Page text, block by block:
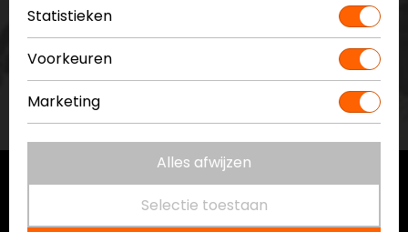
Schrijf je in voor de nieuwsbrief
Statistieken
Voorkeuren
Marketing
Alles afwijzen
Selectie toestaan